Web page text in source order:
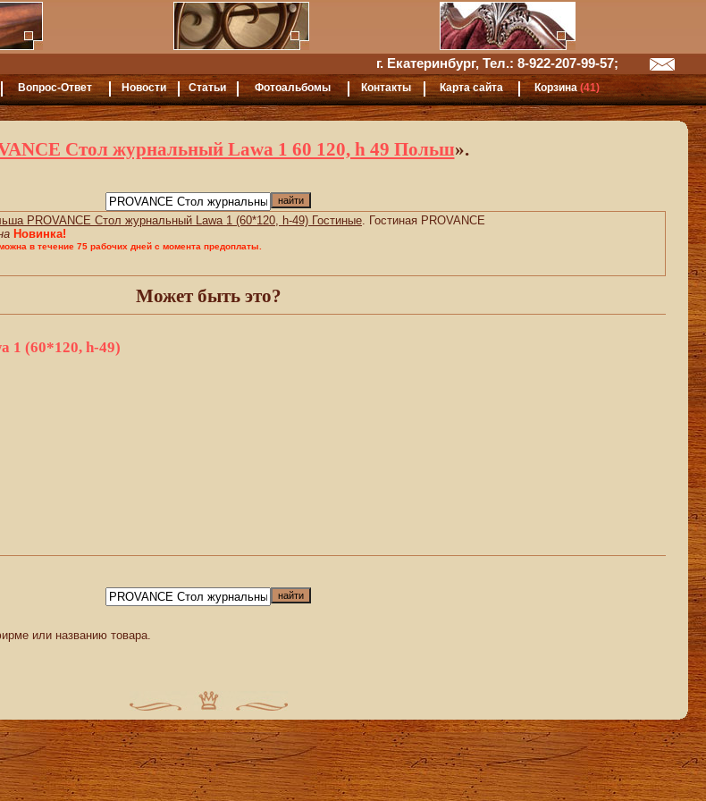
г. Екатеринбург, Тел.: 8-922-207-99-57;
Вопрос-Ответ Новости Статьи Фотоальбомы Контакты Карта сайта Корзина (41)
Стол журнальный Lawa 1 60 120, h 49 Польш».
PROVANCE Стол журнальный Lawa 1 (60*120, h-49) Гостиные. Гостиная PROVANCE
Новинка!
в течение 75 рабочих дней с момента предоплаты.
Может быть это?
1 (60*120, h-49)
или названию товара.